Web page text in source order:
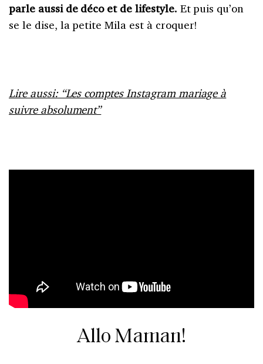
parle aussi de déco et de lifestyle. Et puis qu’on
se le dise, la petite Mila est à croquer!
Lire aussi: “Les comptes Instagram mariage à
suivre absolument”
Allo Maman!